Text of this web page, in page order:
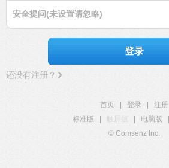
安全提问(未设置请忽略)
登录
还没有注册？
首页 登录
注册
标准版
触屏版 电脑版
© Comsenz Inc.